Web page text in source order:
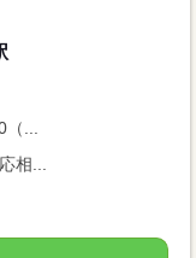
（...
相...